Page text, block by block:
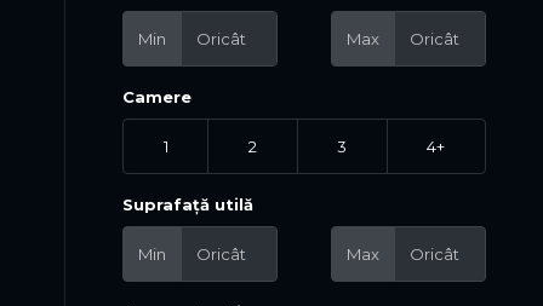
Min Max
Camere
1 2 3 4+
Suprafață utilă
Min Max